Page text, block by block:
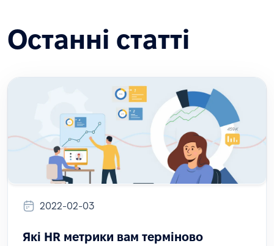
Останні статті
2022-02-03
Які HR метрики вам терміново